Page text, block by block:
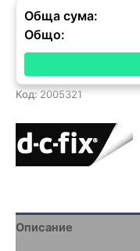
Обща сума:
Общо:
Код: 2005321
Описание